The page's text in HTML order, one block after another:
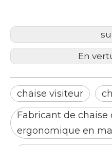
En
chaise visiteur
Fabricant de chaise
ergonomique en